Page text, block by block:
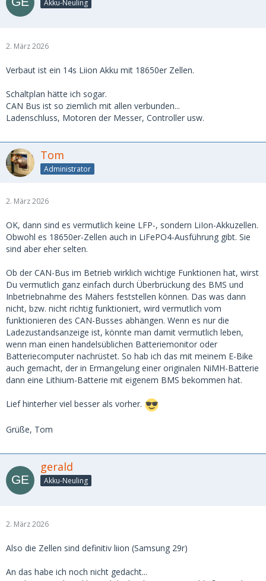
Akku-Neuling
2. März 2026
Verbaut ist ein 14s Liion Akku mit 18650er Zellen.
Schaltplan hätte ich sogar.
CAN Bus ist so ziemlich mit allen verbunden...
Ladenschluss, Motoren der Messer, Controller usw.
Tom
Administrator
2. März 2026
OK, dann sind es vermutlich keine LFP-, sondern LiIon-Akkuzellen.
Obwohl es 18650er-Zellen auch in LiFePO4-Ausführung gibt. Sie
sind aber eher selten.
Ob der CAN-Bus im Betrieb wirklich wichtige Funktionen hat, wirst
Du vermutlich ganz einfach durch Überbrückung des BMS und
Inbetriebnahme des Mähers feststellen können. Das was dann
nicht, bzw. nicht richtig funktioniert, wird vermutlich vom
funktionieren des CAN-Busses abhängen. Wenn es nur die
Ladezustandsanzeige ist, könnte man damit vermutlich leben,
wenn man einen handelsüblichen Batteriemonitor oder
Batteriecomputer nachrüstet. So hab ich das mit meinem E-Bike
auch gemacht, der in Ermangelung einer originalen NiMH-Batterie
dann eine Lithium-Batterie mit eigenem BMS bekommen hat.
Lief hinterher viel besser als vorher.
Grüße, Tom
gerald
Akku-Neuling
2. März 2026
Also die Zellen sind definitiv liion (Samsung 29r)
An das habe ich noch nicht gedacht...